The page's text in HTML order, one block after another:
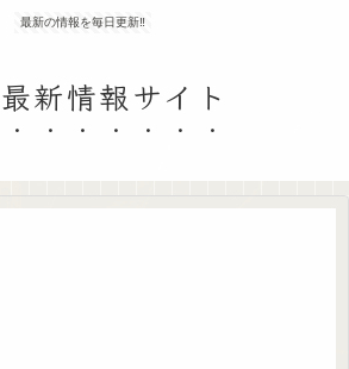
最新の情報を毎日更新‼
新情報サイト